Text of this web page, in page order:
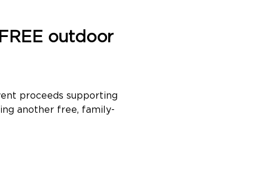
outdoor
proceeds supporting
another free, family-